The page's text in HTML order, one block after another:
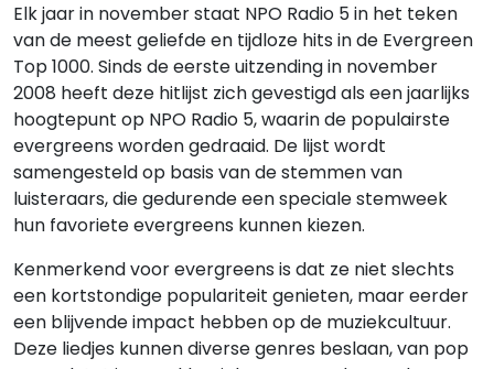
Elk jaar in november staat NPO Radio 5 in het teken
van de meest geliefde en tijdloze hits in de Evergreen
Top 1000. Sinds de eerste uitzending in november
2008 heeft deze hitlijst zich gevestigd als een jaarlijks
hoogtepunt op NPO Radio 5, waarin de populairste
evergreens worden gedraaid. De lijst wordt
samengesteld op basis van de stemmen van
luisteraars, die gedurende een speciale stemweek
hun favoriete evergreens kunnen kiezen.
Kenmerkend voor evergreens is dat ze niet slechts
een kortstondige populariteit genieten, maar eerder
een blijvende impact hebben op de muziekcultuur.
Deze liedjes kunnen diverse genres beslaan, van pop